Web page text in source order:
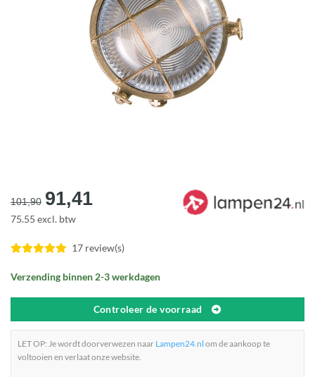
101,90 Oorspronkelijke
prijs
€101,90.
91,41Huidige
€91,41.
75.55 excl. btw
17 review(s)
Verzending binnen 2-3 werkdagen
Controleer de voorraad
LET OP: Je wordt doorverwezen naar Lampen24.nl om de aankoop te
voltooien en verlaat onze website.